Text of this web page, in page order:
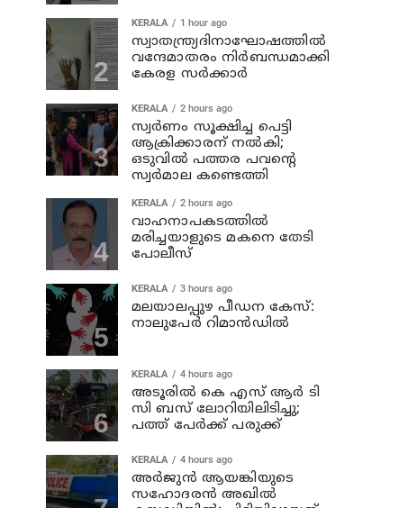
KERALA 1 hour ago
സ്വാതന്ത്ര്യദിനാഘോഷത്തില്‍
വന്ദേമാതരം നിര്‍ബന്ധമാക്കി
കേരള സര്‍ക്കാര്‍
KERALA 2 hours ago
സ്വര്‍ണം സൂക്ഷിച്ച പെട്ടി
ആക്രിക്കാരന് നല്‍കി;
ഒടുവില്‍ പത്തര പവന്റെ
സ്വര്‍മാല കണ്ടെത്തി
KERALA 2 hours ago
വാഹനാപകടത്തില്‍
മരിച്ചയാളുടെ മകനെ തേടി
പോലീസ്
KERALA 3 hours ago
മലയാലപ്പുഴ പീഡന കേസ്:
നാലുപേര്‍ റിമാന്‍ഡില്‍
KERALA 4 hours ago
അടൂരില്‍ കെ എസ് ആര്‍ ടി
സി ബസ് ലോറിയിലിടിച്ചു;
പത്ത് പേര്‍ക്ക് പരുക്ക്
KERALA 4 hours ago
അര്‍ജുന്‍ ആയങ്കിയുടെ
സഹോദരന്‍ അഖില്‍